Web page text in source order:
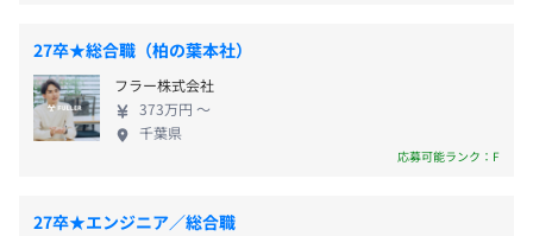
・子ども手当（1人目：月20,000円、2人目以降：月
10,000円）
27卒★総合職（柏の葉本社）
フラー株式会社
373万円 〜
千葉県
応募可能ランク：F
27卒★エンジニア／総合職